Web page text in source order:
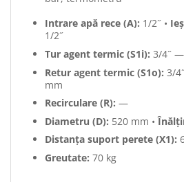
Intrare apă rece (A): 1/2˝ •
1/2˝
Tur agent termic (S1i): 3/4˝ —
Retur agent termic (S1o): 3/
mm
Recirculare (R): —
Diametru (D): 520 mm •
Distanța suport perete (X1):
Greutate: 70 kg